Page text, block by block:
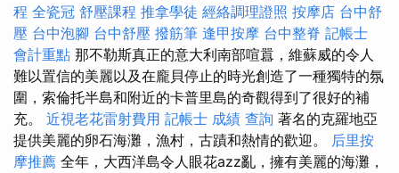
程 全瓷冠 舒壓課程 推拿學徒 經絡調理證照 按摩店 台中舒
壓 台中泡腳 台中舒壓 撥筋筆 逢甲按摩 台中整脊 記帳士
會計重點 那不勒斯真正的意大利南部喧囂，維蘇威的令人
難以置信的美麗以及在龐貝停止的時光創造了一種獨特的氛
圍，索倫托半島和附近的卡普里島的奇觀得到了很好的補
充。 近視老花雷射費用 記帳士 成績 查詢 著名的克羅地亞
提供美麗的卵石海灘，漁村，古蹟和熱情的歡迎。 后里按
摩推薦 全年，大西洋島令人眼花azz亂，擁有美麗的海灘，